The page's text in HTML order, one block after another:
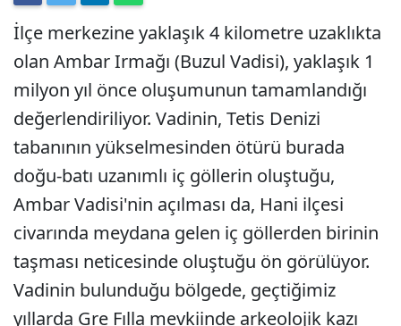
İlçe merkezine yaklaşık 4 kilometre uzaklıkta
olan Ambar Irmağı (Buzul Vadisi), yaklaşık 1
milyon yıl önce oluşumunun tamamlandığı
değerlendiriliyor. Vadinin, Tetis Denizi
tabanının yükselmesinden ötürü burada
doğu-batı uzanımlı iç göllerin oluştuğu,
Ambar Vadisi'nin açılması da, Hani ilçesi
civarında meydana gelen iç göllerden birinin
taşması neticesinde oluştuğu ön görülüyor.
Vadinin bulunduğu bölgede, geçtiğimiz
yıllarda Gre Fılla mevkiinde arkeolojik kazı